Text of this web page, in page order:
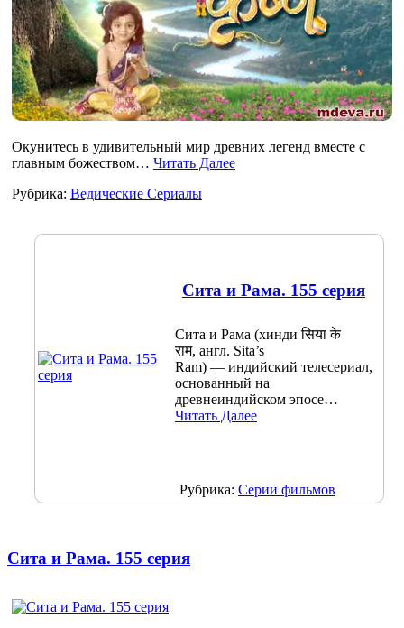
Окунитесь в удивительный мир древних легенд вместе с
главным божеством… Читать Далее
Рубрика: Ведические Сериалы
Сита и Рама. 155 серия
Сита и Рама (хинди सिया के
राम, англ. Sita’s
Ram) — индийский телесериал,
основанный на
древнеиндийском эпосе…
Читать Далее
Рубрика: Серии фильмов
Сита и Рама. 155 серия